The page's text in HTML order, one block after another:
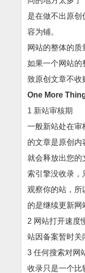
是在做不出原创
容为铺。
网站的整体的质
如果一个网站的
致原创文章不收
One More Thing
1 新站审核期
一般新站处在审
的文章是原创内
就会释放出您的
索引擎没收录，
观察你的站，所
的是继续更新网
2 网站打开速度
站因备案暂时关
3 任何搜索对网
收录只是一个比